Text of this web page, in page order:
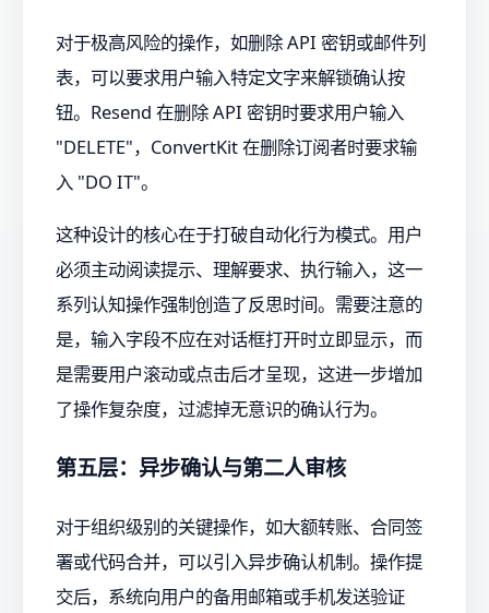
对于极高风险的操作，如删除 API 密钥或邮件列
表，可以要求用户输入特定文字来解锁确认按
钮。Resend 在删除 API 密钥时要求用户输入
"DELETE"，ConvertKit 在删除订阅者时要求输
入 "DO IT"。
这种设计的核心在于打破自动化行为模式。用户
必须主动阅读提示、理解要求、执行输入，这一
系列认知操作强制创造了反思时间。需要注意的
是，输入字段不应在对话框打开时立即显示，而
是需要用户滚动或点击后才呈现，这进一步增加
了操作复杂度，过滤掉无意识的确认行为。
第五层：异步确认与第二人审核
对于组织级别的关键操作，如大额转账、合同签
署或代码合并，可以引入异步确认机制。操作提
交后，系统向用户的备用邮箱或手机发送验证